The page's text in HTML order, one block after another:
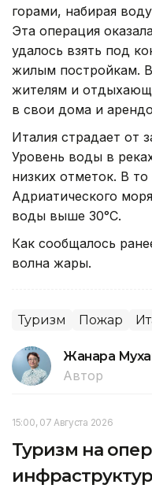
горами, набирая
Эта операция
удалось взять под
жилым постройкам.
жителям и
в свои дома и
Италия страдает от
Уровень воды в
низких отметок. В
Адриатического
воды выше 30°C.
Как сообщалось
волна жары.
Туризм Пожар
Жанара
Автор
15:00, 07 Августа 2026
Туризм на